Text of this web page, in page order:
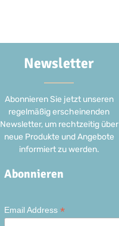
Newsletter
Abonnieren Sie jetzt unseren
regelmäßig erscheinenden
Newsletter, um rechtzeitig über
neue Produkte und Angebote
informiert zu werden.
Abonnieren
Email Address *